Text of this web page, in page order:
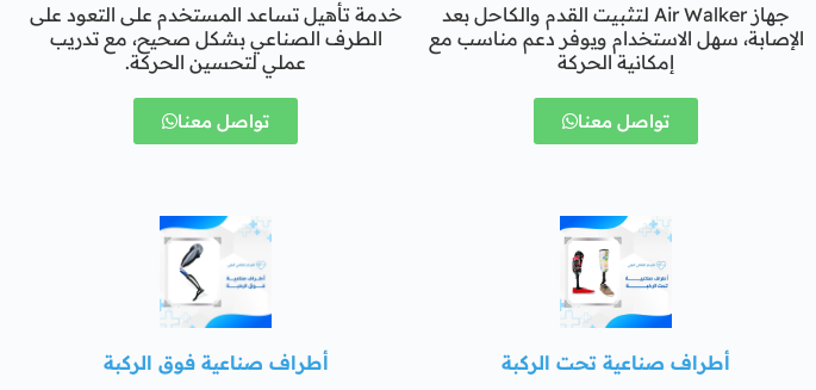
جهاز Air Walker لتثبيت القدم والكاحل بعد
الإصابة، سهل الاستخدام ويوفر دعم مناسب مع
إمكانية الحركة
تواصل معنا
خدمة تأهيل تساعد المستخدم على التعود على
الطرف الصناعي بشكل صحيح، مع تدريب
عملي لتحسين الحركة.
تواصل معنا
أطراف صناعية تحت الركبة
أطراف صناعية فوق الركبة